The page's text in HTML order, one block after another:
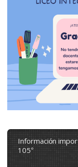
información importante grado 104° y
105°